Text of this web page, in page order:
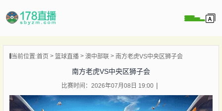
当前位置:首页 篮球直播 澳中部联 南方老虎VS中央区狮子会
南方老虎VS中央区狮子会
比赛时间：2026年07月08日 19:00